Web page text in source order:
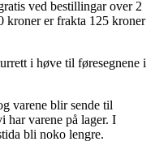
ved bestillingar over 2
kroner er frakta 125 kroner
i høve til føresegnene i
varene blir sende til
har varene på lager. I
bli noko lengre.